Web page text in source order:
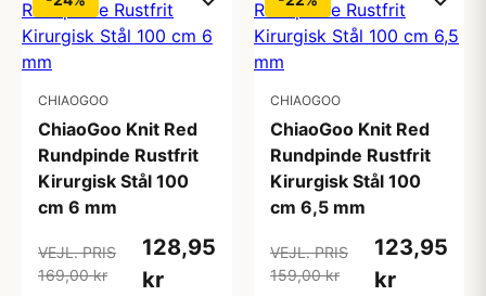
CHIAOGOO
ChiaoGoo Knit Red
Rundpinde Rustfrit
Kirurgisk Stål 100
cm 6 mm
VEJL. PRIS
169,00 kr
128,95
kr
CHIAOGOO
ChiaoGoo Knit Red
Rundpinde Rustfrit
Kirurgisk Stål 100
cm 6,5 mm
VEJL. PRIS
159,00 kr
123,95
kr